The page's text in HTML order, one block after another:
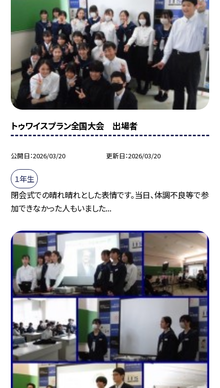
トゥワイスプラン全国大会 出場者
公開日 2026/03/20 更新日 2026/03/20
１年生
閉会式での晴れ晴れとした表情です。当日、体調不良等で参
加できなかった人もいました...